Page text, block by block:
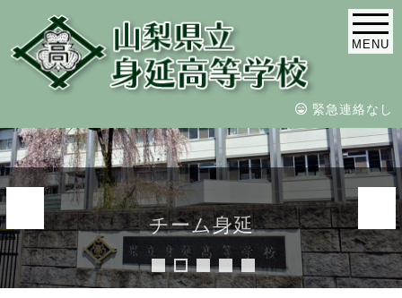
MENU
緊急連絡なし
令和4年 創立100周年を迎えました
チーム身延
新しいページの第１歩
歴史と伝統を胸に共に更なる前進